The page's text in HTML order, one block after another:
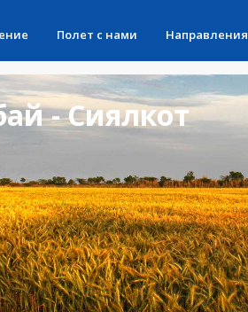
Полет с нами Направления
- Сиялкот